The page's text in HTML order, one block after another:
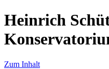
Heinrich
Zum Inhalt